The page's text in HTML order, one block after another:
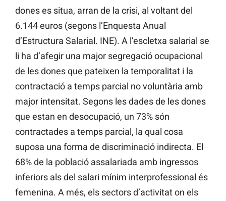
dones es situa, arran de la crisi, al voltant del
6.144 euros (segons l’Enquesta Anual
d’Estructura Salarial. INE). A l’escletxa salarial se
li ha d’afegir una major segregació ocupacional
de les dones que pateixen la temporalitat i la
contractació a temps parcial no voluntària amb
major intensitat. Segons les dades de les dones
que estan en desocupació, un 73% són
contractades a temps parcial, la qual cosa
suposa una forma de discriminació indirecta. El
68% de la població assalariada amb ingressos
inferiors als del salari mínim interprofessional és
femenina. A més, els sectors d’activitat on els